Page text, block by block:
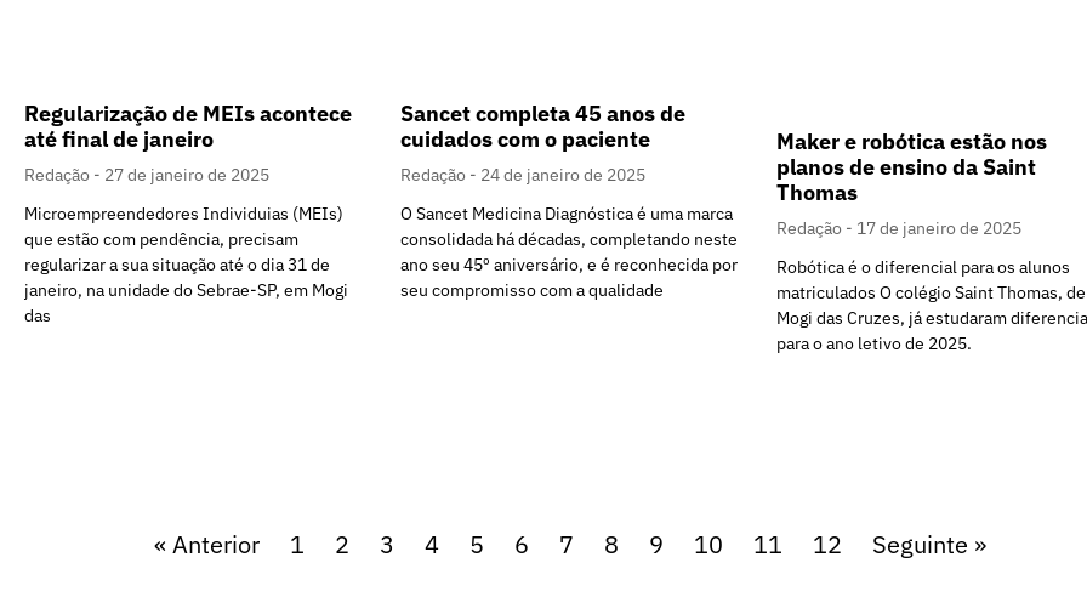
Regularização de MEIs acontece
até final de janeiro
Redação
27 de janeiro de 2025
Microempreendedores Individuias (MEIs)
que estão com pendência, precisam
regularizar a sua situação até o dia 31 de
janeiro, na unidade do Sebrae-SP, em Mogi
das
Sancet completa 45 anos de
cuidados com o paciente
Redação
24 de janeiro de 2025
O Sancet Medicina Diagnóstica é uma marca
consolidada há décadas, completando neste
ano seu 45º aniversário, e é reconhecida por
seu compromisso com a qualidade
Maker e robótica estão nos
planos de ensino da Saint
Thomas
Redação
17 de janeiro de 2025
Robótica é o diferencial para os alunos
matriculados O colégio Saint Thomas, de
Mogi das Cruzes, já estudaram
para o ano letivo de 2025.
« Anterior 1 2 3 4 5 6 7 8 9 10 11 12 Seguinte »